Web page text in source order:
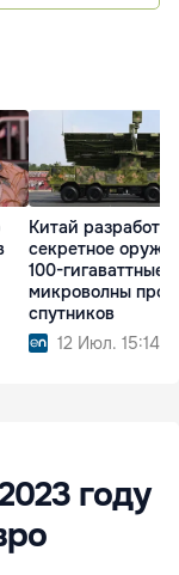
Китай разработал
секретное
100-гигаваттные
микроволны
спутников
12 Июл. 15:14
году